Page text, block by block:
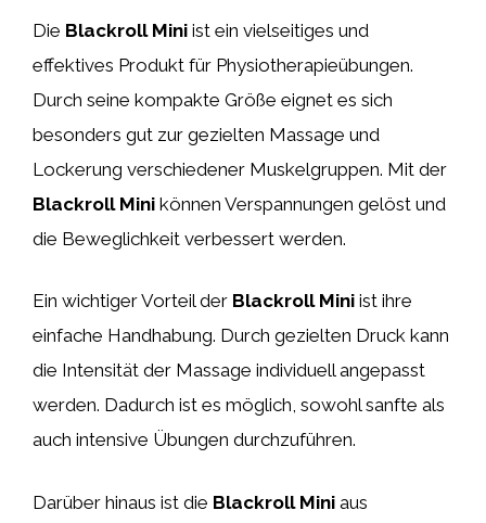
Die Blackroll Mini ist ein vielseitiges und
effektives Produkt für Physiotherapieübungen.
Durch seine kompakte Größe eignet es sich
besonders gut zur gezielten Massage und
Lockerung verschiedener Muskelgruppen. Mit der
Blackroll Mini können Verspannungen gelöst und
die Beweglichkeit verbessert werden.
Ein wichtiger Vorteil der Blackroll Mini ist ihre
einfache Handhabung. Durch gezielten Druck kann
die Intensität der Massage individuell angepasst
werden. Dadurch ist es möglich, sowohl sanfte als
auch intensive Übungen durchzuführen.
Darüber hinaus ist die Blackroll Mini aus